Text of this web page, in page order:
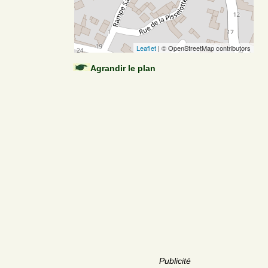
Leaflet | © OpenStreetMap contributors
Agrandir le plan
Publicité